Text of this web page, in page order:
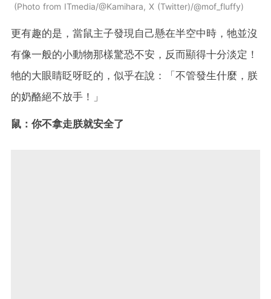
Photo from ITmedia/@Kamihara, X (Twitter)/@mof_fluffy
更有趣的是，當鼠主子發現自己懸在半空中時，牠並沒
有像一般的小動物那樣驚恐不安，反而顯得十分淡定！
牠的大眼睛眨呀眨的，似乎在說：「不管發生什麼，朕
的奶酪絕不放手！」
鼠：你不拿走朕就安全了